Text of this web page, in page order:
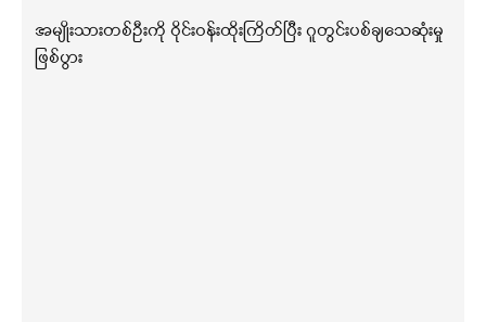
အမျိုးသားတစ်ဦးကို ဝိုင်းဝန်းထိုးကြိတ်ပြီး ဂူတွင်းပစ်ချသေဆုံးမှု
ဖြစ်ပွား